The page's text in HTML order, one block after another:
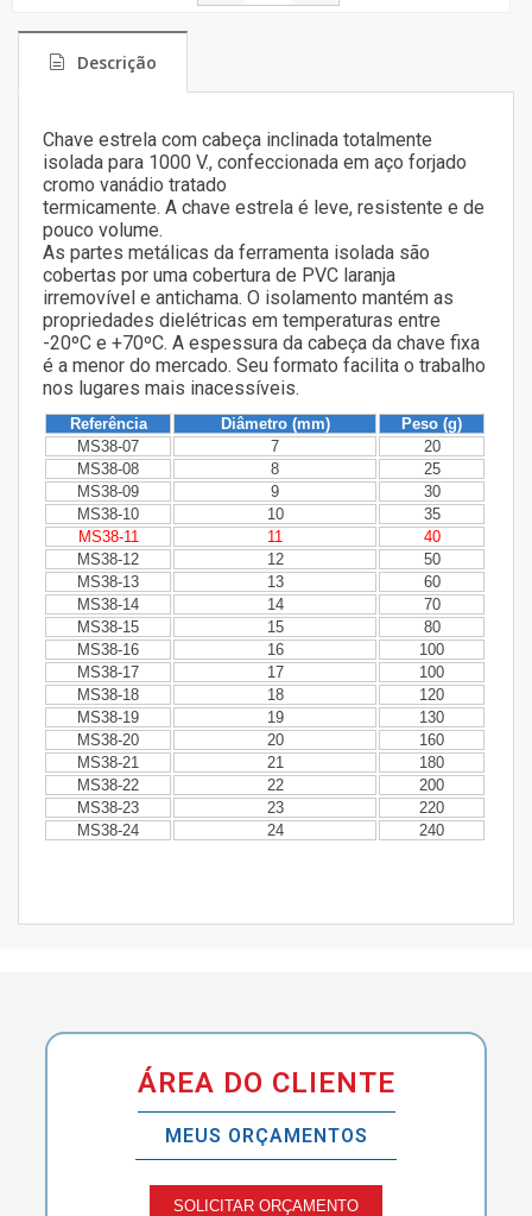
Descrição
Chave estrela com cabeça inclinada totalmente
isolada para 1000 V., confeccionada em aço forjado
cromo vanádio tratado
termicamente. A chave estrela é leve, resistente e de
pouco volume.
As partes metálicas da ferramenta isolada são
cobertas por uma cobertura de PVC laranja
irremovível e antichama. O isolamento mantém as
propriedades dielétricas em temperaturas entre
-20ºC e +70ºC. A espessura da cabeça da chave fixa
é a menor do mercado. Seu formato facilita o trabalho
nos lugares mais inacessíveis.
Referência Diâmetro (mm)
Peso (g)
MS38-07
7
20
MS38-08
8
25
MS38-09
9
30
MS38-10
10
35
MS38-11
11
40
MS38-12
12
50
MS38-13
13
60
MS38-14
14
70
MS38-15
15
80
MS38-16
16
100
MS38-17
17
100
MS38-18
18
120
MS38-19
19
130
MS38-20
20
160
MS38-21
21
180
MS38-22
22
200
MS38-23
23
220
MS38-24
24 240
ÁREA DO CLIENTE
MEUS ORÇAMENTOS
SOLICITAR ORÇAMENTO